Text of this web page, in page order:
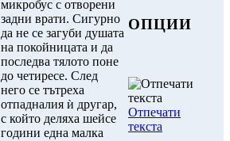
микробус с отворени
задни врати. Сигурно
да не се загуби душата
на покойницата и да
последва тялото поне
до четиресе. След
него се тътреха
отпадналия ѝ другар,
с който деляха шейсе
години една малка
ОПЦИИ
Отпечати
текста